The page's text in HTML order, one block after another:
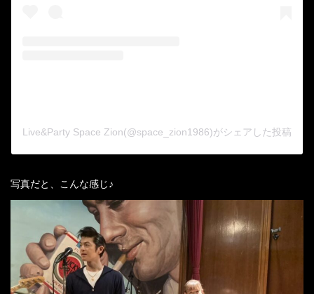
Live&Party Space Zion(@space_zion1986)がシェアした投稿
写真だと、こんな感じ♪